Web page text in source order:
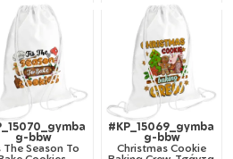
g-bbw
The Season To
#KP_15069_gymba
g-bbw
Christmas Cookie